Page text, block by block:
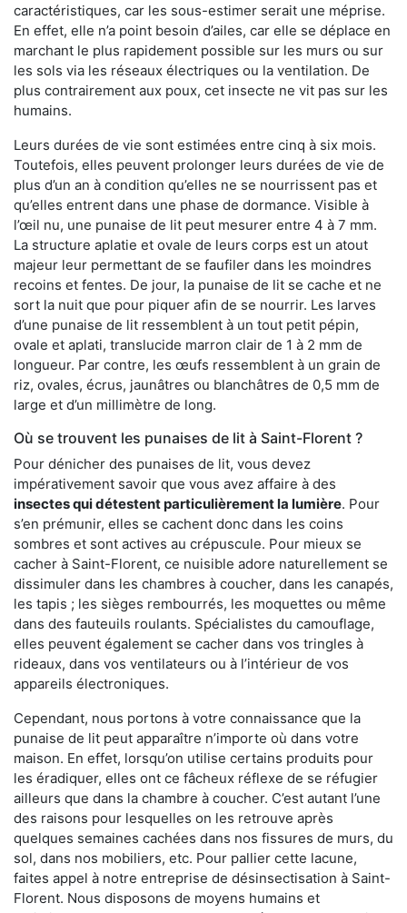
caractéristiques, car les sous-estimer serait une méprise.
En effet, elle n’a point besoin d’ailes, car elle se déplace en
marchant le plus rapidement possible sur les murs ou sur
les sols via les réseaux électriques ou la ventilation. De
plus contrairement aux poux, cet insecte ne vit pas sur les
humains.
Leurs durées de vie sont estimées entre cinq à six mois.
Toutefois, elles peuvent prolonger leurs durées de vie de
plus d’un an à condition qu’elles ne se nourrissent pas et
qu’elles entrent dans une phase de dormance. Visible à
l’œil nu, une punaise de lit peut mesurer entre 4 à 7 mm.
La structure aplatie et ovale de leurs corps est un atout
majeur leur permettant de se faufiler dans les moindres
recoins et fentes. De jour, la punaise de lit se cache et ne
sort la nuit que pour piquer afin de se nourrir. Les larves
d’une punaise de lit ressemblent à un tout petit pépin,
ovale et aplati, translucide marron clair de 1 à 2 mm de
longueur. Par contre, les œufs ressemblent à un grain de
riz, ovales, écrus, jaunâtres ou blanchâtres de 0,5 mm de
large et d’un millimètre de long.
Où se trouvent les punaises de lit à Saint-Florent ?
Pour dénicher des punaises de lit, vous devez
impérativement savoir que vous avez affaire à des
insectes qui détestent particulièrement la lumière. Pour
s’en prémunir, elles se cachent donc dans les coins
sombres et sont actives au crépuscule. Pour mieux se
cacher à Saint-Florent, ce nuisible adore naturellement se
dissimuler dans les chambres à coucher, dans les canapés,
les tapis ; les sièges rembourrés, les moquettes ou même
dans des fauteuils roulants. Spécialistes du camouflage,
elles peuvent également se cacher dans vos tringles à
rideaux, dans vos ventilateurs ou à l’intérieur de vos
appareils électroniques.
Cependant, nous portons à votre connaissance que la
punaise de lit peut apparaître n’importe où dans votre
maison. En effet, lorsqu’on utilise certains produits pour
les éradiquer, elles ont ce fâcheux réflexe de se réfugier
ailleurs que dans la chambre à coucher. C’est autant l’une
des raisons pour lesquelles on les retrouve après
quelques semaines cachées dans nos fissures de murs, du
sol, dans nos mobiliers, etc. Pour pallier cette lacune,
faites appel à notre entreprise de désinsectisation à Saint-
Florent. Nous disposons de moyens humains et